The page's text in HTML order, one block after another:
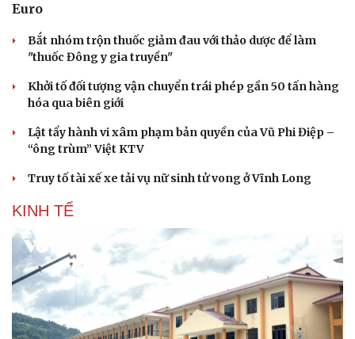
Du lịch
Tư vấn
check-in
Podcast
Cửa sổ tình yêu
Euro
Bắt nhóm trộn thuốc giảm đau với thảo dược để làm
"thuốc Đông y gia truyền"
Khởi tố đối tượng vận chuyển trái phép gần 50 tấn hàng
hóa qua biên giới
Lật tẩy hành vi xâm phạm bản quyền của Vũ Phi Điệp –
“ông trùm” Việt KTV
Truy tố tài xế xe tải vụ nữ sinh tử vong ở Vĩnh Long
KINH TẾ